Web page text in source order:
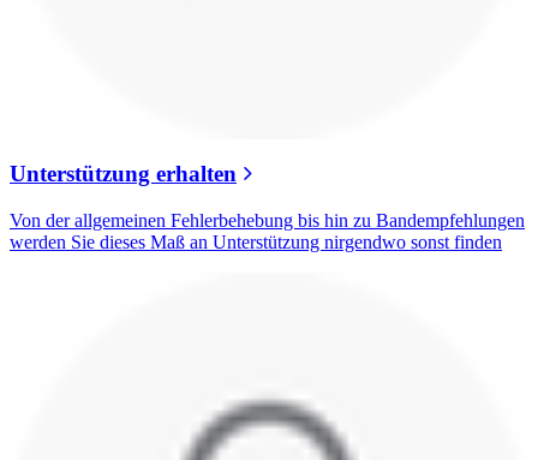
Unterstützung erhalten
Von der allgemeinen Fehlerbehebung bis hin zu Bandempfehlungen
werden Sie dieses Maß an Unterstützung nirgendwo sonst finden